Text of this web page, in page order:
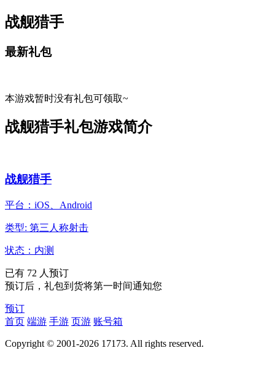
战舰猎手
最新礼包
本游戏暂时没有礼包可领取~
战舰猎手礼包游戏简介
战舰猎手
平台：iOS、Android
类型: 第三人称射击
状态：内测
已有 72 人预订
预订后，礼包到货将第一时间通知您
预订
首页 端游 手游 页游 账号箱
Copyright © 2001-2026 17173. All rights reserved.